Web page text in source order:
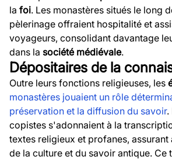
la foi. Les monastères situés le long
pèlerinage offraient hospitalité et
voyageurs, consolidant davantage
dans la société médiévale.
Dépositaires de la
Outre leurs fonctions religieuses, les
monastères jouaient un rôle
préservation et la diffusion du savoir.
copistes s'adonnaient à la
textes religieux et profanes, assurant
de la culture et du savoir antique. Ce